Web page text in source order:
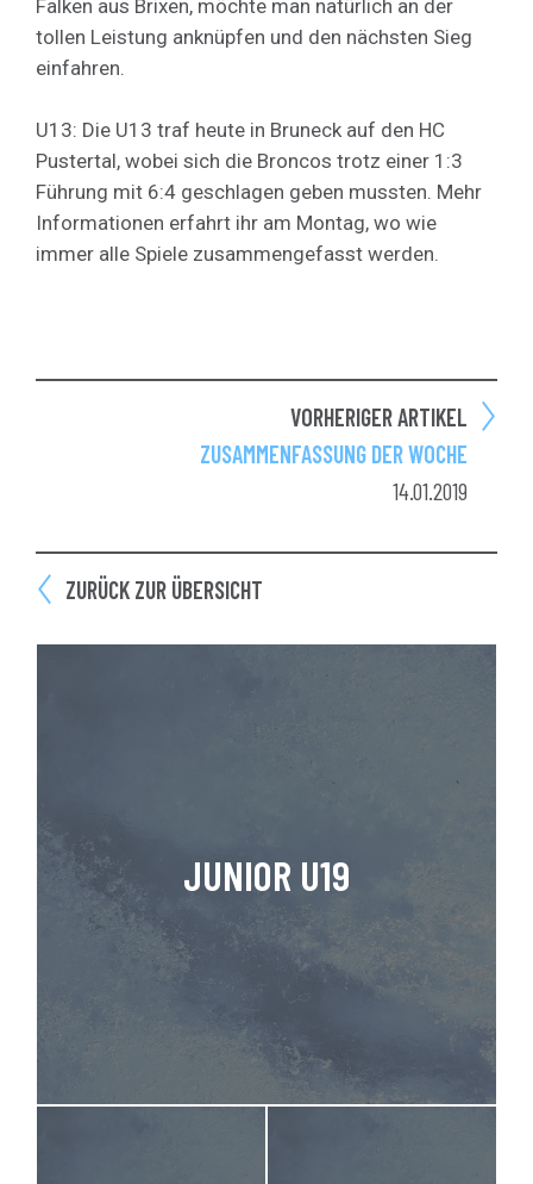
Falken aus Brixen, möchte man natürlich an der
tollen Leistung anknüpfen und den nächsten Sieg
einfahren.
U13: Die U13 traf heute in Bruneck auf den HC
Pustertal, wobei sich die Broncos trotz einer 1:3
Führung mit 6:4 geschlagen geben mussten. Mehr
Informationen erfahrt ihr am Montag, wo wie
immer alle Spiele zusammengefasst werden.
VORHERIGER ARTIKEL
ZUSAMMENFASSUNG DER WOCHE
14.01.2019
ZURÜCK ZUR ÜBERSICHT
JUNIOR U19